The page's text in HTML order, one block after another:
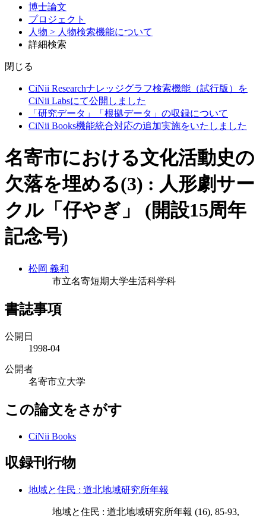
博士論文
プロジェクト
人物 > 人物検索機能について
詳細検索
閉じる
CiNii Researchナレッジグラフ検索機能（試行版）を
CiNii Labsにて公開しました
「研究データ」「根拠データ」の収録について
CiNii Books機能統合対応の追加実施をいたしました
名寄市における文化活動史の
欠落を埋める(3) : 人形劇サー
クル「仔やぎ」 (開設15周年
記念号)
松岡 義和
市立名寄短期大学生活科学科
書誌事項
公開日
1998-04
公開者
名寄市立大学
この論文をさがす
CiNii Books
収録刊行物
地域と住民 : 道北地域研究所年報
地域と住民 : 道北地域研究所年報 (16), 85-93,